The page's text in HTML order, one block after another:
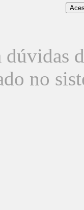
dúvidas
no